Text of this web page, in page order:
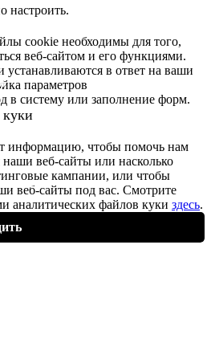
настроить.
cookie необходимы для того,
веб-сайтом и его функциями.
в ответ на ваши
параметров
в систему или заполнение форм.
куки
информацию, чтобы помочь нам
наши веб-сайты или насколько
кампании, или чтобы
веб-сайты под вас. Смотрите
аналитических файлов куки здесь.